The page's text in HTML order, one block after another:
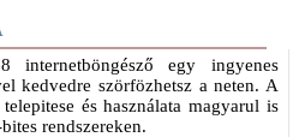
internetböngésző egy ingyenes
kedvedre szörfözhetsz a neten. A
és használata magyarul is
rendszereken.